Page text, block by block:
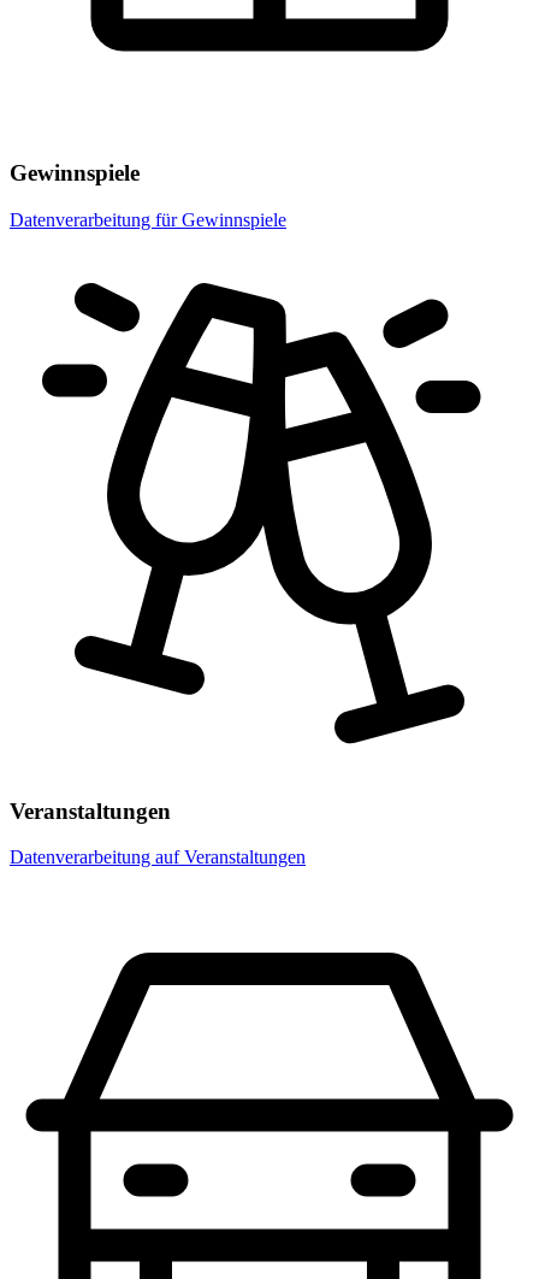
Gewinnspiele
Datenverarbeitung für Gewinnspiele
Veranstaltungen
Datenverarbeitung auf Veranstaltungen